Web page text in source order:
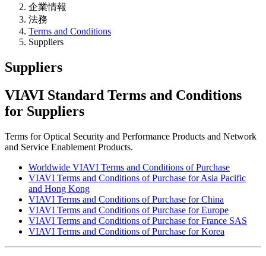
企業情報
法務
Terms and Conditions
Suppliers
Suppliers
VIAVI Standard Terms and Conditions
for Suppliers
Terms for Optical Security and Performance Products and Network
and Service Enablement Products.
Worldwide VIAVI Terms and Conditions of Purchase
VIAVI Terms and Conditions of Purchase for Asia Pacific
and Hong Kong
VIAVI Terms and Conditions of Purchase for China
VIAVI Terms and Conditions of Purchase for Europe
VIAVI Terms and Conditions of Purchase for France SAS
VIAVI Terms and Conditions of Purchase for Korea